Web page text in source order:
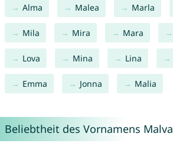
Alma Malea Marla
Mila Mira Mara
Lova Mina Lina
Emma Jonna Malia
Beliebtheit des Vornamens Malva